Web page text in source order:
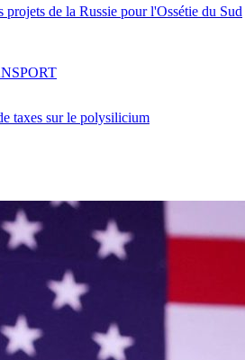
projets de la Russie pour l'Ossétie du Sud
taxes sur le polysilicium